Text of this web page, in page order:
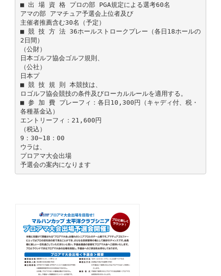
■ 出 場 資 格 プロの部 PGA規定による選考60名
アマの部 アマチュア予選会上位者及び
主催者推薦含む30名（予定）
■ 競 技 方 法 36ホールストロークプレー（各日18ホールの
2日間）
（公財）
日本ゴルフ協会ゴルフ規則、
（公社）
日本プ
■ 競 技 規 則 本競技は、
ロゴルフ協会競技の条件及びローカルルールを適用する。
■ 参 加 費 プレーフィ：各日10,300円（キャディ付、税・
各種基金込）
エントリーフィ：21,600円
（税込）
9：30∼18：00
ウラは、
プロアマ大会出場